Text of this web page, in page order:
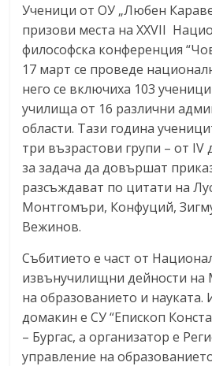
Ученици от ОУ „Любен
призови места на XXVII
философска конференция
17 март се проведе
него се включиха 103
училища от 16 различни
области. Тази година
три възрастови групи – от IV
за задача да довършат
разсъждават по цитати на
Монтгомъри, Конфуций,
Вежинов.
Събитието е част от
извънучилищни дейности на
на образованието и
домакин е СУ “Епископ
– Бургас, а организатор е
управление на